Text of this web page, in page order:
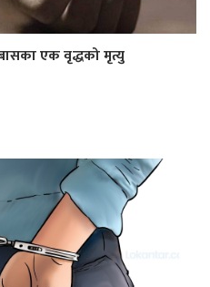
एक वृद्धको मृत्यु